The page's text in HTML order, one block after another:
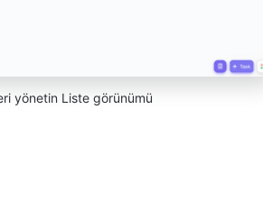
yönetin Liste görünümü